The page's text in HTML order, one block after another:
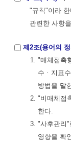
"규칙"이라
관련한 사항
제2조(용어의
1. "매체접촉
수ㆍ지표
방법을 말
2. "비매체접
한다.
3. "사후관리
영향을 확